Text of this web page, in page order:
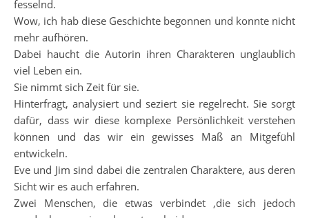
fesselnd.
Wow, ich hab diese Geschichte begonnen und konnte nicht
mehr aufhören.
Dabei haucht die Autorin ihren Charakteren unglaublich
viel Leben ein.
Sie nimmt sich Zeit für sie.
Hinterfragt, analysiert und seziert sie regelrecht. Sie sorgt
dafür, dass wir diese komplexe Persönlichkeit verstehen
können und das wir ein gewisses Maß an Mitgefühl
entwickeln.
Eve und Jim sind dabei die zentralen Charaktere, aus deren
Sicht wir es auch erfahren.
Zwei Menschen, die etwas verbindet ,die sich jedoch